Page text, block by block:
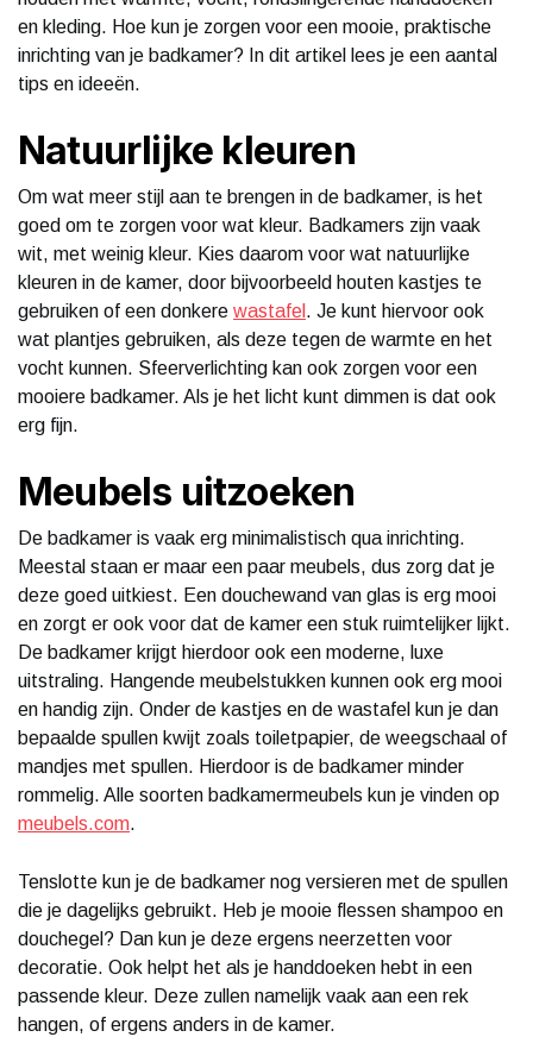
en kleding. Hoe kun je zorgen voor een mooie, praktische
inrichting van je badkamer? In dit artikel lees je een aantal
tips en ideeën.
Natuurlijke kleuren
Om wat meer stijl aan te brengen in de badkamer, is het
goed om te zorgen voor wat kleur. Badkamers zijn vaak
wit, met weinig kleur. Kies daarom voor wat natuurlijke
kleuren in de kamer, door bijvoorbeeld houten kastjes te
gebruiken of een donkere wastafel . Je kunt hiervoor ook
wat plantjes gebruiken, als deze tegen de warmte en het
vocht kunnen. Sfeerverlichting kan ook zorgen voor een
mooiere badkamer. Als je het licht kunt dimmen is dat ook
erg fijn.
Meubels uitzoeken
De badkamer is vaak erg minimalistisch qua inrichting.
Meestal staan er maar een paar meubels, dus zorg dat je
deze goed uitkiest. Een douchewand van glas is erg mooi
en zorgt er ook voor dat de kamer een stuk ruimtelijker lijkt.
De badkamer krijgt hierdoor ook een moderne, luxe
uitstraling. Hangende meubelstukken kunnen ook erg mooi
en handig zijn. Onder de kastjes en de wastafel kun je dan
bepaalde spullen kwijt zoals toiletpapier, de weegschaal of
mandjes met spullen. Hierdoor is de badkamer minder
rommelig. Alle soorten badkamermeubels kun je vinden op
meubels.com.
Tenslotte kun je de badkamer nog versieren met de spullen
die je dagelijks gebruikt. Heb je mooie flessen shampoo en
douchegel? Dan kun je deze ergens neerzetten voor
decoratie. Ook helpt het als je handdoeken hebt in een
passende kleur. Deze zullen namelijk vaak aan een rek
hangen, of ergens anders in de kamer.